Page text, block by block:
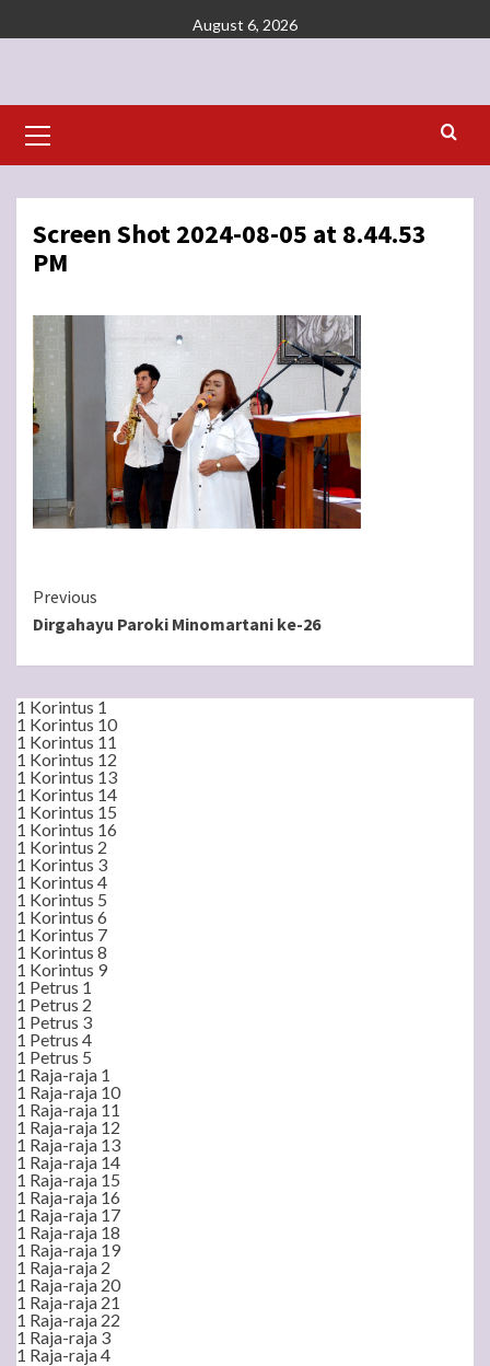
to
August 6, 2026
Menu
Screen Shot 2024-08-05 at 8.44.53
PM
Continue
Reading
Previous
Dirgahayu Paroki Minomartani ke-26
1 Korintus 1
1 Korintus 10
1 Korintus 11
1 Korintus 12
1 Korintus 13
1 Korintus 14
1 Korintus 15
1 Korintus 16
1 Korintus 2
1 Korintus 3
1 Korintus 4
1 Korintus 5
1 Korintus 6
1 Korintus 7
1 Korintus 8
1 Korintus 9
1 Petrus 1
1 Petrus 2
1 Petrus 3
1 Petrus 4
1 Petrus 5
1 Raja-raja 1
1 Raja-raja 10
1 Raja-raja 11
1 Raja-raja 12
1 Raja-raja 13
1 Raja-raja 14
1 Raja-raja 15
1 Raja-raja 16
1 Raja-raja 17
1 Raja-raja 18
1 Raja-raja 19
1 Raja-raja 2
1 Raja-raja 20
1 Raja-raja 21
1 Raja-raja 22
1 Raja-raja 3
1 Raja-raja 4